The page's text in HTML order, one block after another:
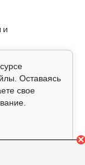
и
Оставаясь
свое